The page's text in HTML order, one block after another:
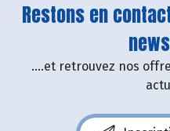
Restons en
....et retrouvez nos